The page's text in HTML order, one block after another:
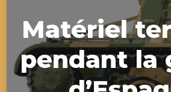
Matériel
pendant la